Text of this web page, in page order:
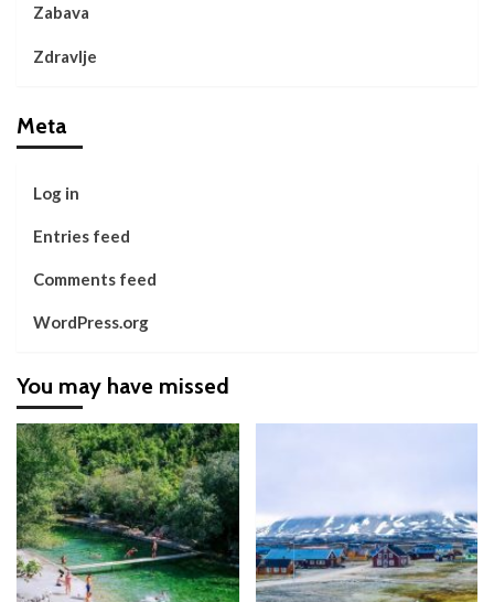
Zabava
Zdravlje
Meta
Log in
Entries feed
Comments feed
WordPress.org
You may have missed